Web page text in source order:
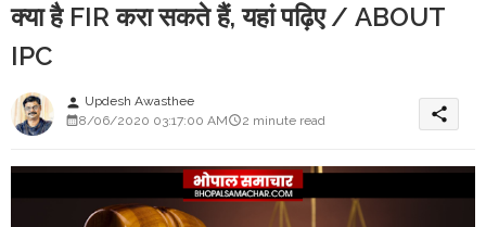
क्या है FIR करा सकते हैं, यहां पढ़िए / ABOUT
IPC
person Updesh Awasthee
8/06/2020 03:17:00 AM
2 minute read share